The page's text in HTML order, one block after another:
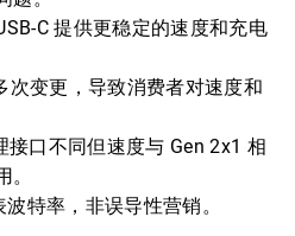
C 提供更稳定的速度和充电
次变更，导致消费者对速度和
接口不同但速度与 Gen 2x1 相
特率，非误导性营销。